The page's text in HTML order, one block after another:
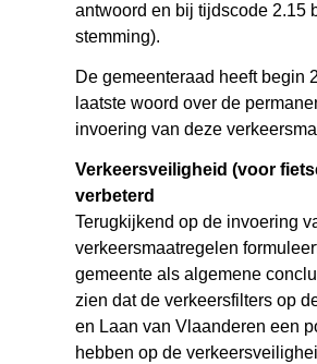
antwoord en bij tijdscode 2.15
stemming).
De gemeenteraad heeft begin
laatste woord over de
invoering van deze
Verkeersveiligheid (voor
verbeterd
Terugkijkend op de invoering
verkeersmaatregelen
gemeente als algemene
zien dat de verkeersfilters op
en Laan van Vlaanderen een
hebben op de